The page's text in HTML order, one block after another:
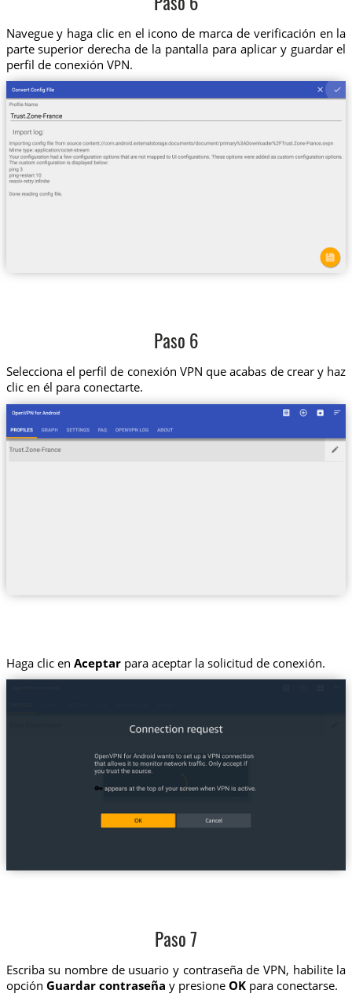
Paso 6
Navegue y haga clic en el icono de marca de verificación en la
parte superior derecha de la pantalla para aplicar y guardar el
perfil de conexión VPN.
Paso 6
Selecciona el perfil de conexión VPN que acabas de crear y haz
clic en él para conectarte.
Haga clic en Aceptarpara aceptar la solicitud de conexión.
Paso 7
Escriba su nombre de usuario y contraseña de VPN, habilite la
opción Guardar contraseña y presione OKpara conectarse.